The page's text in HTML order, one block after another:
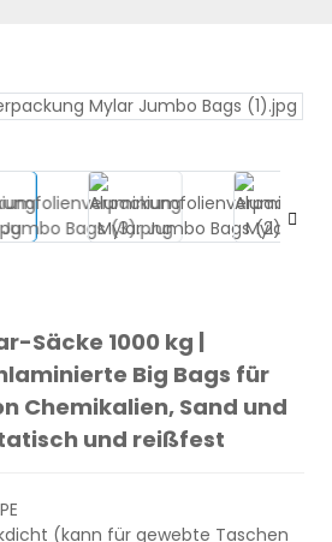
Säcke 1000 kg |
Big Bags für
Chemikalien, Sand und
und reißfest
(kann für gewebte Taschen